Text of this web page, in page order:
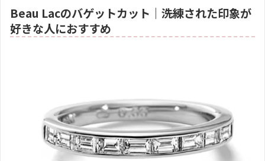
Beau Lacのバゲットカット｜洗練された印象が
好きな人におすすめ